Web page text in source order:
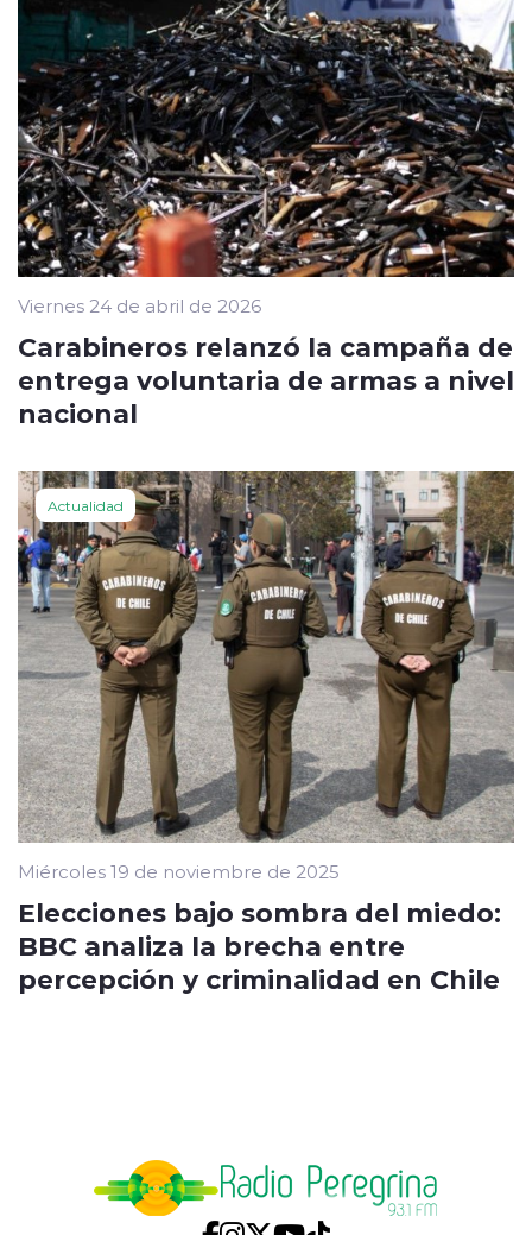
Viernes 24 de abril de 2026
Carabineros relanzó la campaña de
entrega voluntaria de armas a nivel
nacional
Actualidad
Miércoles 19 de noviembre de 2025
Elecciones bajo sombra del miedo:
BBC analiza la brecha entre
percepción y criminalidad en Chile